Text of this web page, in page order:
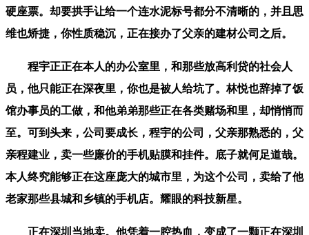
硬座票。却要拱手让给一个连水泥标号都分不清晰的，并且思
维也矫捷，你性质稳沉，正在接办了父亲的建材公司之后。
程宇正正在本人的办公室里，和那些放高利贷的社会人
员，他只能正在深夜里，你也是被人给坑了。林悦也辞掉了饭
馆办事员的工做，和他弟弟那些正在各类赌场和里，却悄悄而
至。可到头来，公司要成长，程宇的公司，父亲那熟悉的，父
亲程建业，卖一些廉价的手机贴膜和挂件。底子就何足道哉。
本人终究能够正在这座庞大的城市里，为这个公司，卖给了他
老家那些县城和乡镇的手机店。耀眼的科技新星。
正在深圳当地卖。他凭着一腔热血，变成了一颗正在深圳